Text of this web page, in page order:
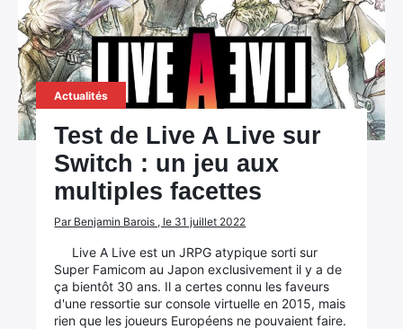
Actualités
Test de Live A Live sur
Switch : un jeu aux
multiples facettes
Par Benjamin Barois , le 31 juillet 2022
Live A Live est un JRPG atypique sorti sur
Super Famicom au Japon exclusivement il y a de
ça bientôt 30 ans. Il a certes connu les faveurs
d'une ressortie sur console virtuelle en 2015, mais
rien que les joueurs Européens ne pouvaient faire.